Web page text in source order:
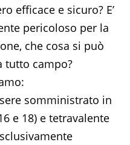
efficace e sicuro? E’
pericoloso per la
che cosa si può
tutto campo?
somministrato in
e 18) e tetravalente